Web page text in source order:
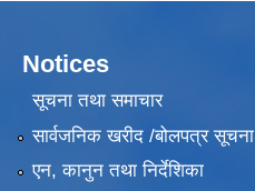
Notices
सूचना तथा समाचार
सार्वजनिक खरीद /बोलपत्र सूचना
एन, कानुन तथा निर्देशिका